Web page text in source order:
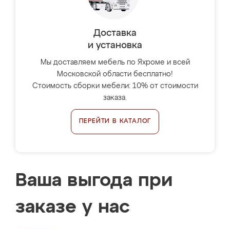
Доставка
и установка
Мы доставляем мебель по Яхроме и всей
Московской области бесплатно!
Стоимость сборки мебели: 10% от стоимости
заказа.
ПЕРЕЙТИ В КАТАЛОГ
Ваша выгода при
заказе у нас